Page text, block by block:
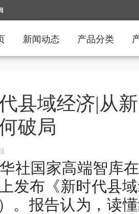
新闻动态 产品分类
县域经济|从
破局
社国家高端智库
发布《新时代县
。报告认为，读